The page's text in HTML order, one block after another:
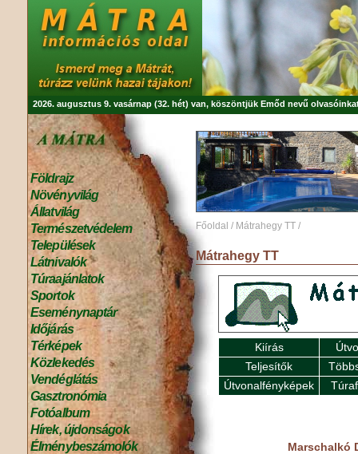
2026. augusztus 9. vasárnap (32. hét) van, köszöntjük Emőd nevű
Földrajz
Növényvilág
Állatvilág
Természetvédelem
Települések
Látnivalók
Túraajánlatok
Sportok
Eseménynaptár
Időjárás
Térképek
Közlekedés
Vendéglátás
Gasztronómia
Fotóalbum
Hírek, újdonságok
Élménybeszámolók
Főoldal / Mátrahegy TT /
Mátrahegy TT
Kiírás
Teljesítők
Útvonalfényképek
Marschalkó